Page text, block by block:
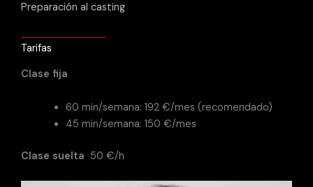
Preparación al casting
Tarifas
Clase fija
60 min/semana: 192 €/mes (recomendado)
45 min/semana: 150 €/mes
Clase suelta 50 €/h